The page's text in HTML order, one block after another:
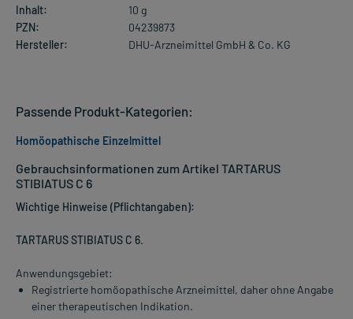
Inhalt:
10 g
PZN:
04239873
Hersteller:
DHU-Arzneimittel GmbH & Co. KG
Gebrauchsinformationen zum Artikel TARTARUS
STIBIATUS C 6
Wichtige Hinweise (Pflichtangaben):
TARTARUS STIBIATUS C 6.
Anwendungsgebiet:
Registrierte homöopathische Arzneimittel, daher ohne Angabe
einer therapeutischen Indikation.
Passende Produkt-Kategorien:
Homöopathische Einzelmittel